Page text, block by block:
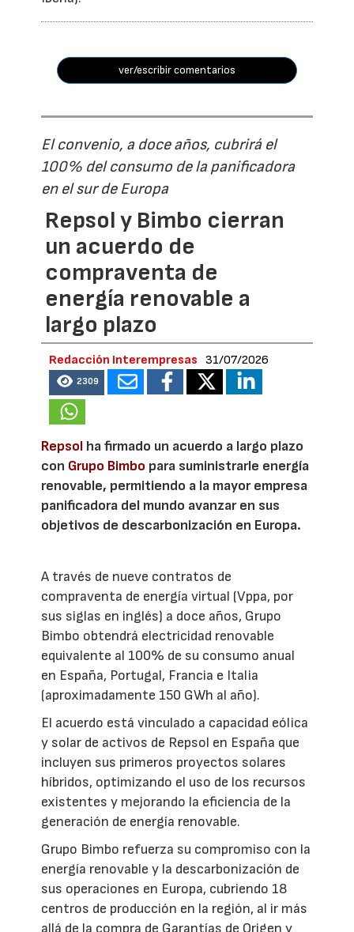
ver/escribir comentarios
El convenio, a doce años, cubrirá el
100% del consumo de la panificadora
en el sur de Europa
Repsol y Bimbo cierran
un acuerdo de
compraventa de
energía renovable a
largo plazo
Redacción Interempresas 31/07/2026
2309
Repsol ha firmado un acuerdo a largo plazo
con Grupo Bimbo para suministrarle energía
renovable, permitiendo a la mayor empresa
panificadora del mundo avanzar en sus
objetivos de descarbonización en Europa.
A través de nueve contratos de
compraventa de energía virtual (Vppa, por
sus siglas en inglés) a doce años, Grupo
Bimbo obtendrá electricidad renovable
equivalente al 100% de su consumo anual
en España, Portugal, Francia e Italia
(aproximadamente 150 GWh al año).
El acuerdo está vinculado a capacidad eólica
y solar de activos de Repsol en España que
incluyen sus primeros proyectos solares
híbridos, optimizando el uso de los recursos
existentes y mejorando la eficiencia de la
generación de energía renovable.
Grupo Bimbo refuerza su compromiso con la
energía renovable y la descarbonización de
sus operaciones en Europa, cubriendo 18
centros de producción en la región, al ir más
allá de la compra de Garantías de Origen y